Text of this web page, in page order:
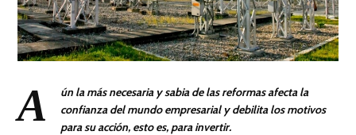
A
ún la más necesaria y sabia de las reformas afecta la
confianza del mundo empresarial y debilita los motivos
para su acción, esto es, para invertir.